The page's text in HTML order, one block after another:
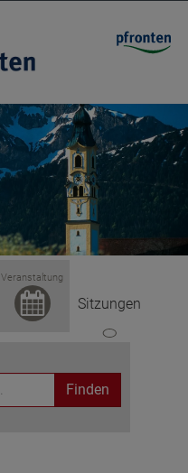
Veranstaltung
Sitzungen
Finden